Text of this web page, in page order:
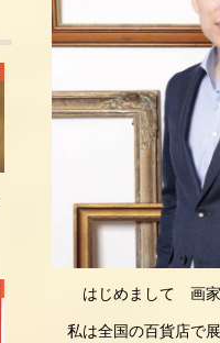
はじめまして 画
私は全国の百貨店で